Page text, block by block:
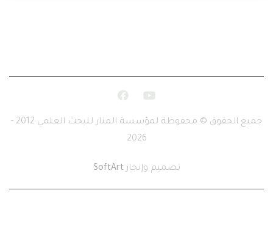
جميع الحقوق © محفوظة لمؤسسة المنار للبحث العلمي 2012 -
2026
تصميم وإنجاز SoftArt